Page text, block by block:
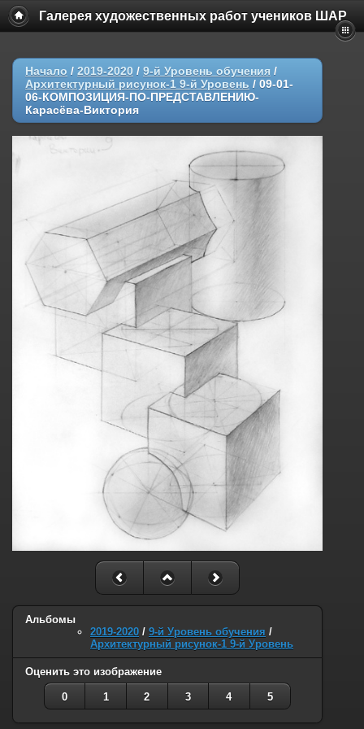
Галерея художественных работ учеников ШАР
Начало / 2019-2020 / 9-й Уровень обучения /
Архитектурный рисунок-1 9-й Уровень / 09-01-
06-КОМПОЗИЦИЯ-ПО-ПРЕДСТАВЛЕНИЮ-
Карасёва-Виктория
Альбомы
2019-2020 / 9-й Уровень обучения /
Архитектурный рисунок-1 9-й Уровень
Оценить это изображение
0 1 2 3 4 5